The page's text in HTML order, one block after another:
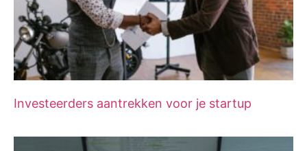
Investeerders aantrekken voor je startup